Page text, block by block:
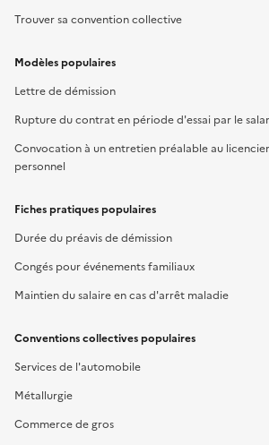
Trouver sa convention collective
Modèles populaires
Lettre de démission
Rupture du contrat en période d'essai par le
Convocation à un entretien préalable au
personnel
Fiches pratiques populaires
Durée du préavis de démission
Congés pour événements familiaux
Maintien du salaire en cas d'arrêt maladie
Conventions collectives populaires
Services de l'automobile
Métallurgie
Commerce de gros